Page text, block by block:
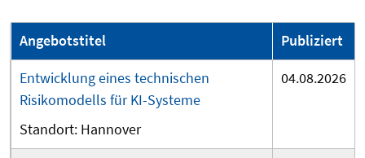
Angebotstitel
Publiziert
Entwicklung eines technischen
Risikomodells für KI-Systeme
Hannover
04.08.2026